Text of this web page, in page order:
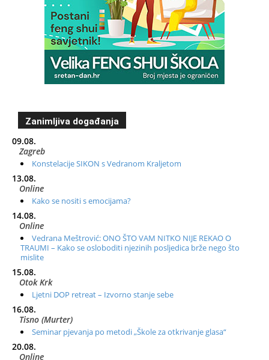
Zanimljiva događanja
09.08.
Zagreb
Konstelacije SIKON s Vedranom Kraljetom
13.08.
Online
Kako se nositi s emocijama?
14.08.
Online
Vedrana Meštrović: ONO ŠTO VAM NITKO NIJE REKAO O
TRAUMI – Kako se osloboditi njezinih posljedica brže nego što
mislite
15.08.
Otok Krk
Ljetni DOP retreat – Izvorno stanje sebe
16.08.
Tisno (Murter)
Seminar pjevanja po metodi „Škole za otkrivanje glasa“
20.08.
Online